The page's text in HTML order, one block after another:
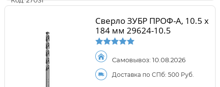
Сверло ЗУБР ПРОФ-А, 10.5 х
184 мм 29624-10.5
Самовывоз: 10.08.2026
Доставка по СПб: 500 Руб.